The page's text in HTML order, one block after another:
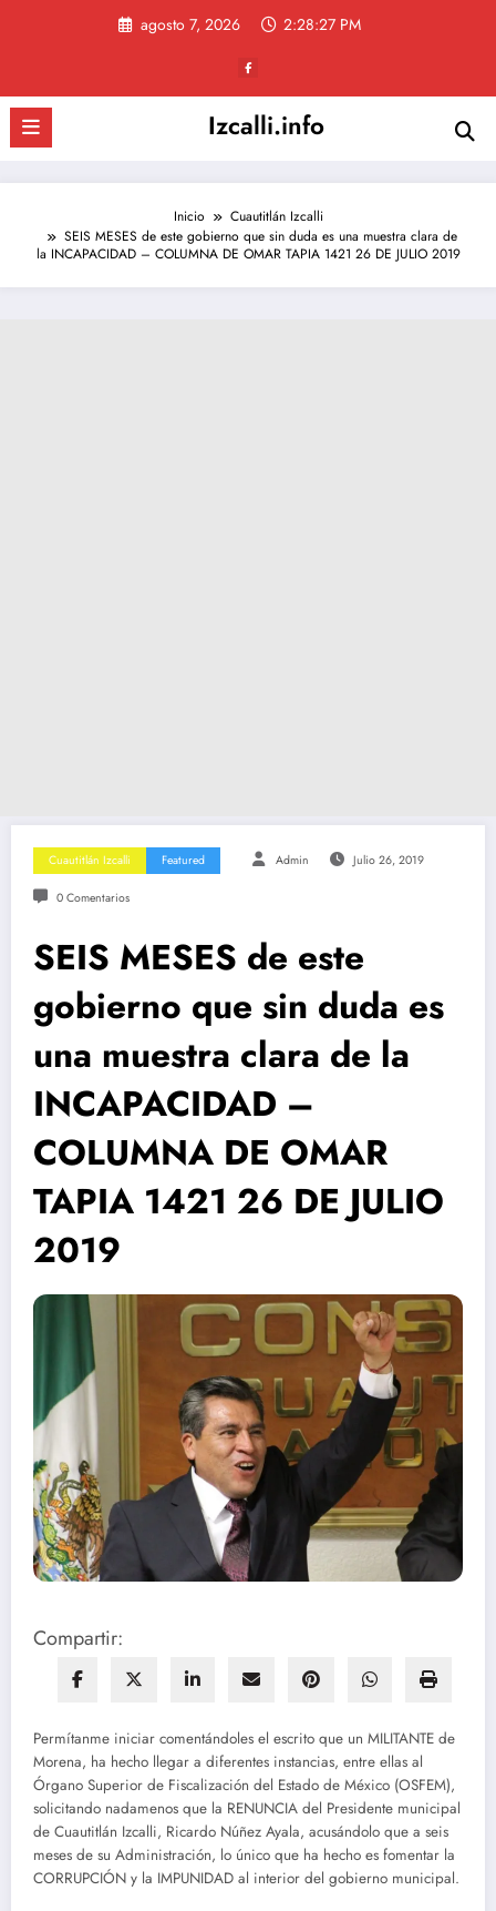
agosto 7, 2026 2:28:28 PM
Izcalli.info
Inicio
Cuautitlán Izcalli
SEIS MESES de este gobierno que sin duda es una muestra clara de
la INCAPACIDAD – COLUMNA DE OMAR TAPIA 1421 26 DE JULIO 2019
Cuautitlán Izcalli Featured Admin Julio 26, 2019
0 Comentarios
SEIS MESES de este
gobierno que sin duda es
una muestra clara de la
INCAPACIDAD –
COLUMNA DE OMAR
TAPIA 1421 26 DE JULIO
2019
Compartir:
Permítanme iniciar comentándoles el escrito que un MILITANTE de
Morena, ha hecho llegar a diferentes instancias, entre ellas al
Órgano Superior de Fiscalización del Estado de México (OSFEM),
solicitando nadamenos que la RENUNCIA del Presidente municipal
de Cuautitlán Izcalli, Ricardo Núñez Ayala, acusándolo que a seis
meses de su Administración, lo único que ha hecho es fomentar la
CORRUPCIÓN y la IMPUNIDAD al interior del gobierno municipal.